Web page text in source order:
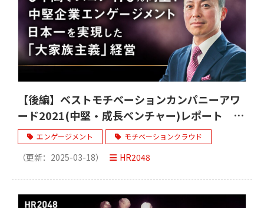
【後編】ベストモチベーションカンパニーアワ
ード2021(中堅・成長ベンチャー)レポート 3
年間でスコア175%向上！中堅企業エンゲージ
メント日本一を実現した「大家族主義」経営
エンゲージメント モチベーションクラウド
（更新： 2025-03-18） HR2048